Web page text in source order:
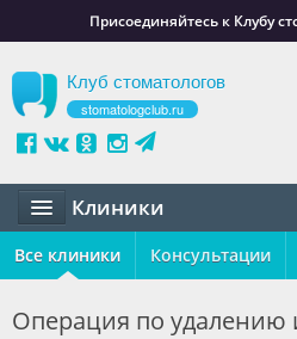
Присоединяйтесь к Клубу
Клуб стоматологов
stomatologclub.ru
Клиники
Статьи
Все клиники Консультации
Операция по удалению